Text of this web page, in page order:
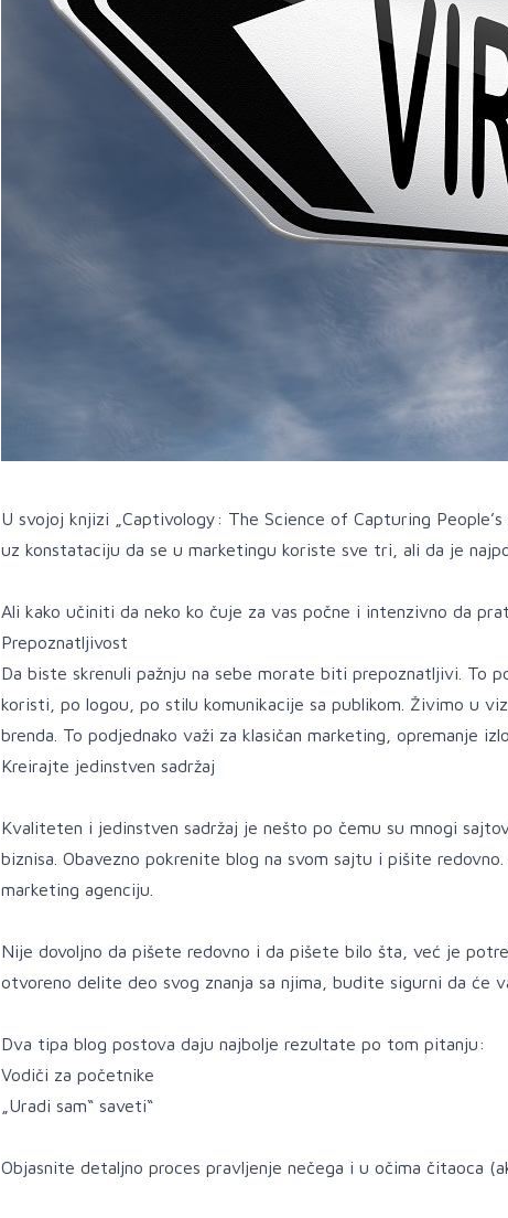
U svojoj knjizi „Captivology: The Science of Capturing
uz konstataciju da se u marketingu koriste sve tri, ali da je
Ali kako učiniti da neko ko čuje za vas počne i intenzivno da
Prepoznatljivost
Da biste skrenuli pažnju na sebe morate biti prepoznatljivi. To
koristi, po logou, po stilu komunikacije sa publikom. Živimo u
brenda. To podjednako važi za klasičan marketing, opremanje
Kreirajte jedinstven sadržaj
Kvaliteten i jedinstven sadržaj je nešto po čemu su mnogi
biznisa. Obavezno pokrenite blog na svom sajtu i pišite
marketing agenciju.
Nije dovoljno da pišete redovno i da pišete bilo šta, već je
otvoreno delite deo svog znanja sa njima, budite sigurni da će
Dva tipa blog postova daju najbolje rezultate po tom pitanju:
Vodiči za početnike
„Uradi sam“ saveti“
Objasnite detaljno proces pravljenje nečega i u očima čitaoca